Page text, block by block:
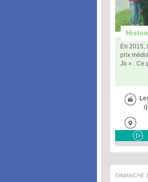
En 2015,
prix
Jo » . Ce